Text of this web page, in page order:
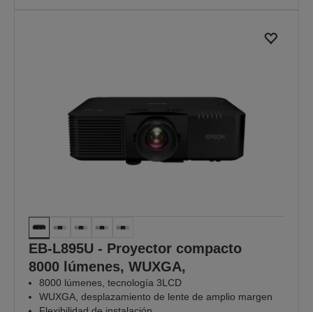
EB-L895U - Proyector compacto
8000 lúmenes, WUXGA,
8000 lúmenes, tecnología 3LCD
WUXGA, desplazamiento de lente de amplio margen